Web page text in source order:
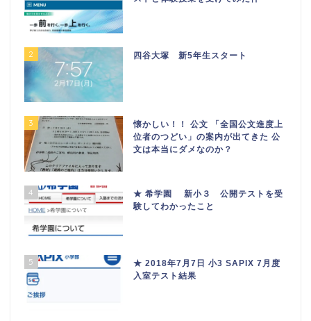
2 四谷大塚 新5年生スタート
3
懐かしい！！ 公文 「全国公文進度上
位者のつどい」の案内が出てきた 公
文は本当にダメなのか？
4
★ 希学園 新小３ 公開テストを受
験してわかったこと
5
★ 2018年7月7日 小3 SAPIX 7月度
入室テスト結果